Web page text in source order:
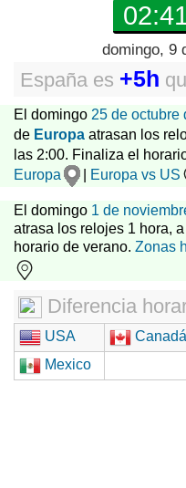
domingo, 9
Españaes +5h
El domingo 25 de octubre
de Europa atrasan los
las 2:00. Finaliza el
Europa
Europa vs US
El domingo 1 de
atrasa los relojes 1 hora,
horario de verano. Zonas
Diferencia
USA Canadá
Mexico